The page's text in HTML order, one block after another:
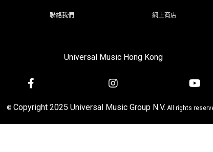
聯絡我們 網上商店
Universal Music Hong Kong
© Copyright 2025 Universal Music Group N.V. All rights